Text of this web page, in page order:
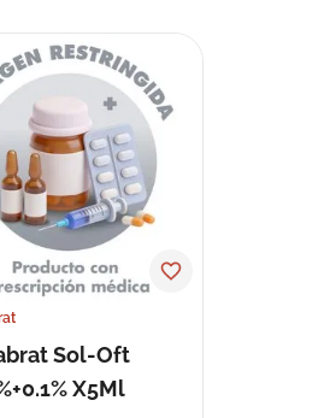
Sol-Oft
X5Ml
6. degraler
7. isdin
roche posay
9. pañales
nivea